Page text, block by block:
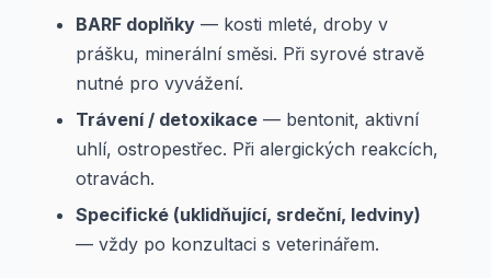
BARF doplňky — kosti mleté, droby v
prášku, minerální směsi. Při syrové stravě
nutné pro vyvážení.
Trávení / detoxikace — bentonit, aktivní
uhlí, ostropestřec. Při alergických reakcích,
otravách.
Specifické (uklidňující, srdeční, ledviny)
— vždy po konzultaci s veterinářem.